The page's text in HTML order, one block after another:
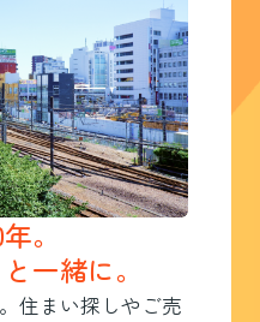
。
一緒に。
住まい探しやご売